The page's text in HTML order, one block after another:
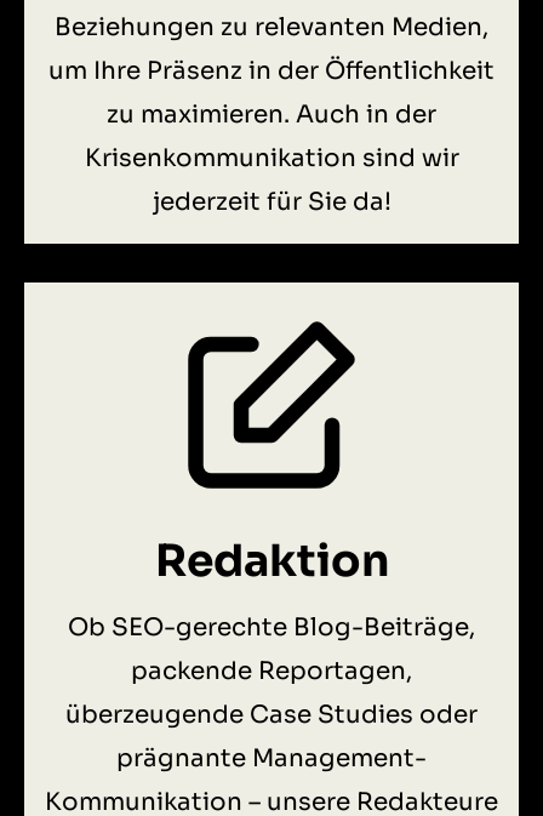
Beziehungen zu relevanten Medien,
um Ihre Präsenz in der Öffentlichkeit
zu maximieren. Auch in der
Krisenkommunikation sind wir
jederzeit für Sie da!
Redaktion
Ob SEO-gerechte Blog-Beiträge,
packende Reportagen,
überzeugende Case Studies oder
prägnante Management-
Kommunikation – unsere Redakteure